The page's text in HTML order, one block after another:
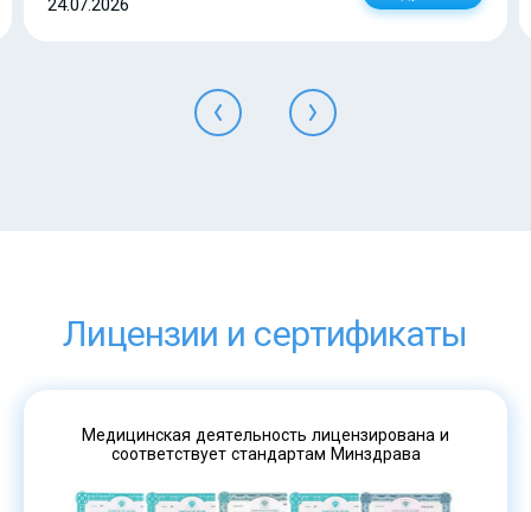
24.07.2026
Лицензии и сертификаты
Медицинская деятельность лицензирована и
соответствует стандартам Минздрава